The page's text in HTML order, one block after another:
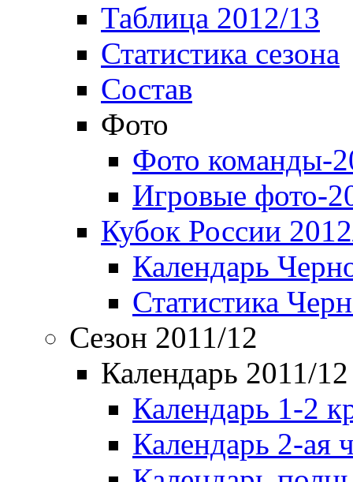
Таблица 2012/13
Статистика сезона
Состав
Фото
Фото команды-
Игровые фото-
Кубок России
Календарь
Статистика
Сезон 2011/12
Календарь 2011/12
Календарь 1-2
Календарь 2-ая